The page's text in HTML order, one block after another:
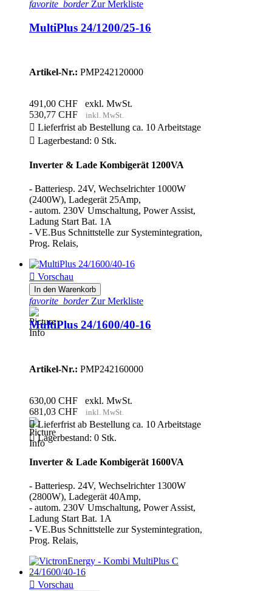
favorite_borderZur Merkliste
MultiPlus 24/1200/25-16
Artikel-Nr.: PMP242120000
491,00 CHF
exkl. MwSt.
530,77 CHF
inkl. MwSt.
 Lieferfrist ab Bestellung ca. 10 Arbeitstage
 Lagerbestand: 0 Stk.
Inverter & Lade Kombigerät 1200VA
- Batteriesp. 24V, Wechselrichter 1000W
(2400W), Ladegerät 25Amp,
- autom. 230V Umschaltung, Power Assist,
Ladung Start Bat. 1A
- VE.Bus Schnittstelle zur Systemintegration,
Prog. Relais,
 Vorschau
In den Warenkorb
favorite_borderZur Merkliste
MultiPlus 24/1600/40-16
Artikel-Nr.: PMP242160000
630,00 CHF
exkl. MwSt.
681,03 CHF
inkl. MwSt.
Lieferfrist ab Bestellung ca. 10 Arbeitstage
Lagerbestand: 0 Stk.
Inverter & Lade Kombigerät 1600VA
- Batteriesp. 24V, Wechselrichter 1300W
(2800W), Ladegerät 40Amp,
- autom. 230V Umschaltung, Power Assist,
Ladung Start Bat. 1A
- VE.Bus Schnittstelle zur Systemintegration,
Prog. Relais,
 Vorschau